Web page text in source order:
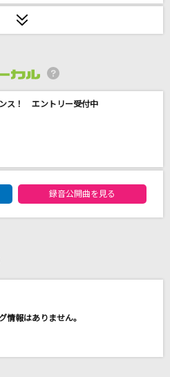
プバージョン)
ス！ エントリー受付中
ルエントリーランキング
録音公開曲を見る